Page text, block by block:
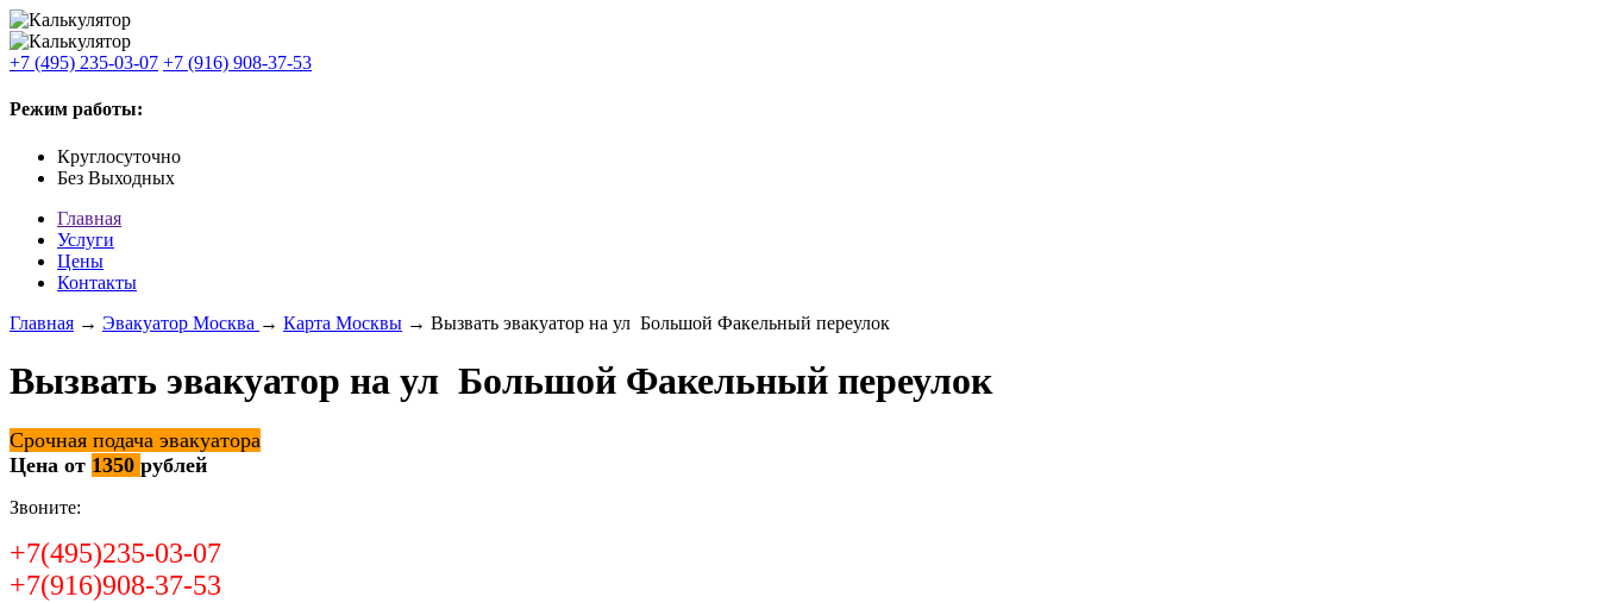
+7 (495) 235-03-07 +7 (916) 908-37-53
Режим работы:
Круглосуточно
Без Выходных
Главная
Услуги
Цены
Контакты
Главная → Эвакуатор Москва → Карта Москвы → Вызвать эвакуатор на ул Большой Факельный переулок
Вызвать эвакуатор на ул Большой Факельный переулок
Срочная подача эвакуатора
Цена от 1350 рублей
Звоните:
+7(495)235-03-07
+7(916)908-37-53